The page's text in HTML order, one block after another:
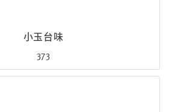
小玉台味